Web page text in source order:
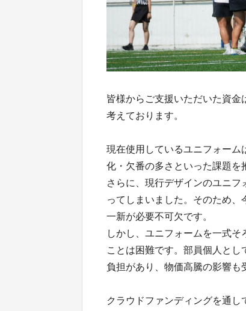
皆様からご支援いただいた資金
考えております。
現在使用しているユニフォーム
化・欠番の多さといった課題を
さらに、現行デザインのユニ
ってしまいました。そのため
一新が必要不可欠です。
しかし、ユニフォームを一式
ことは困難です。部員個人と
負担があり、物価高騰の影響も
クラウドファンディングを通し